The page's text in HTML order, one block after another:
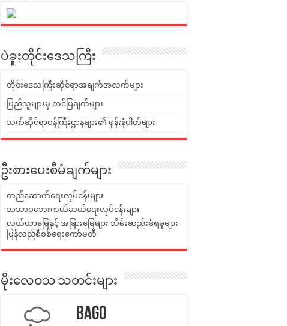
ပဲခူးတိုင်းဒေသကြီး
တိုင်းဒေသကြီးဆိုင်ရာအချက်အလက်များ
ပြည်သူများမှ တင်ပြချက်များ
သက်ဆိုင်ရာဝန်ကြီးဌာနများ၏ ဖုန်းနံပါတ်များ
ဦးစားပေးစီမံချက်များ
တည်ဆောက်ရေးလုပ်ငန်းများ
သဘာဝဘေးကယ်ဆယ်ရေးလုပ်ငန်းများ
လယ်ယာမြေနှင့် အခြားမြေများ သိမ်းဆည်းခံရမှုများ
ပြန်လည်စီစစ်ရေးကော်မတီ
မိုးလေဝသ သတင်းများ
Bago